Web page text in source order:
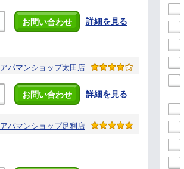
お問い合わせ 詳細を見る
アパマンショップ太田店
お問い合わせ 詳細を見る
アパマンショップ足利店